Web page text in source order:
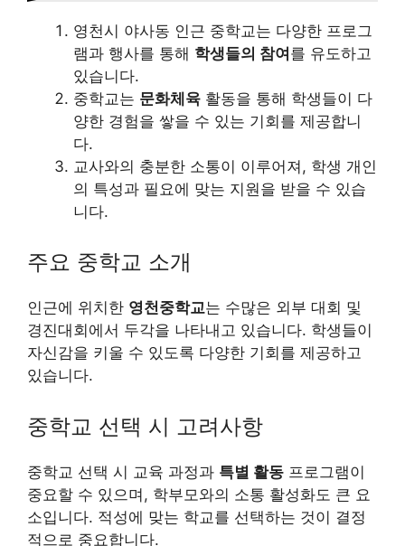
영천시 야사동 인근 중학교는 다양한 프로그
램과 행사를 통해 학생들의 참여를 유도하고
있습니다.
중학교는 문화체육 활동을 통해 학생들이 다
양한 경험을 쌓을 수 있는 기회를 제공합니
다.
교사와의 충분한 소통이 이루어져, 학생 개인
의 특성과 필요에 맞는 지원을 받을 수 있습
니다.
주요 중학교 소개
인근에 위치한 영천중학교는 수많은 외부 대회 및
경진대회에서 두각을 나타내고 있습니다. 학생들이
자신감을 키울 수 있도록 다양한 기회를 제공하고
있습니다.
중학교 선택 시 고려사항
중학교 선택 시 교육 과정과 특별 활동 프로그램이
중요할 수 있으며, 학부모와의 소통 활성화도 큰 요
소입니다. 적성에 맞는 학교를 선택하는 것이 결정
적으로 중요합니다.